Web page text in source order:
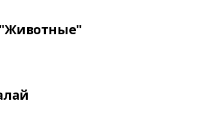
"Животные"